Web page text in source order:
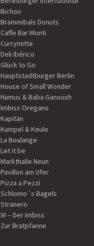
Bichou
Brammibals Donuts
Caffe Bar Monti
Currymitte
Deli Ibérico
Glück to Go
Hauptstadtburger Berlin
House of Small Wonder
Humus & Baba Ganoush
Imbiss Oregano
Kapitän
Kumpel & Keule
La Boulange
Let it be
Markthalle Neun
Pavillon am Ufer
Pizza a Pezzi
Schlomo´s Bagels
Stranero
W – Der Imbiss
Zur Bratpfanne